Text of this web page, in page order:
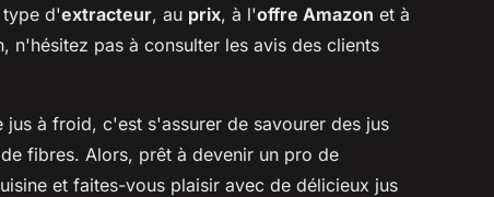
type d'extracteur, au prix, à l'offre Amazon et à
n'hésitez pas à consulter les avis des clients
à froid, c'est s'assurer de savourer des jus
fibres. Alors, prêt à devenir un pro de
et faites-vous plaisir avec de délicieux jus